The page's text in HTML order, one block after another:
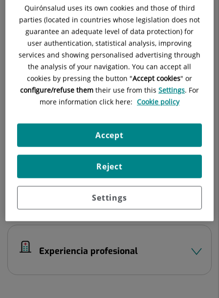
Hospital Universitario La Luz
C/ Maestro Ángel Llorca, 8
28003 Madrid
914 530 200
Centro médico-quirúrgico Olympia
900 605 055 914 101 200
Datos del profesional
Experiencia profesional
Quirónsalud uses its own cookies and those of third
parties (located in countries whose legislation does not
guarantee an adequate level of data protection) for
user authentication, statistical analysis, improving
services and showing personalised advertising through
the analysis of your navigation. You can accept all
cookies by pressing the button "Accept cookies" or
configure/refuse them their use from this Settings. For
more information click here: Cookie policy
Settings
Reject
Accept